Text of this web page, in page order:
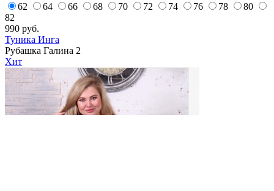
62 64 66 68 70 72 74 76 78
80
82
990 руб.
Туника Инга
Рубашка Галина 2
Хит